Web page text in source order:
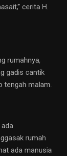
cerita H.
rumahnya,
gadis cantik
tengah malam.
ada
rumah
ada manusia